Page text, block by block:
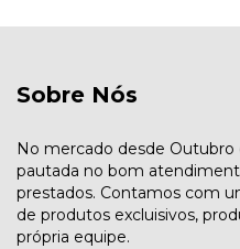
Sobre Nós
No mercado desde
pautada no bom
prestados. Contamos com
de produtos excluisivos,
própria equipe.